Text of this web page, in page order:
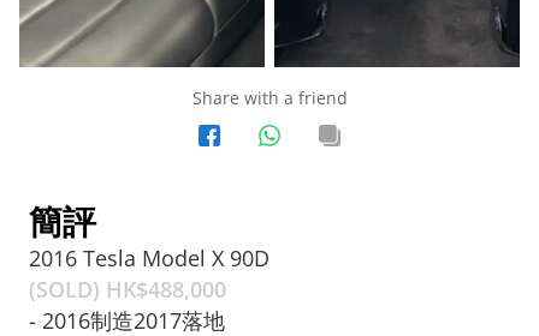
Share with a friend
簡評
2016 Tesla Model X 90D
(SOLD) HK$488,000
- 2016制造2017落地